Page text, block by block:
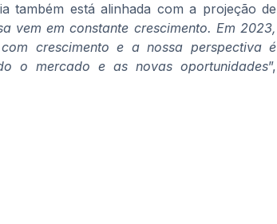
também está alinhada com a projeção de
vem em constante crescimento. Em 2023,
crescimento e a nossa perspectiva é
o mercado e as novas oportunidades”,